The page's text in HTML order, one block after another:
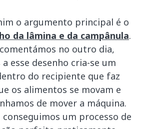
o argumento principal é o
da lâmina e da campânula.
no outro dia,
a esse desenho cria-se um
do recipiente que faz
os alimentos se movam e
de mover a máquina.
conseguimos um processo de